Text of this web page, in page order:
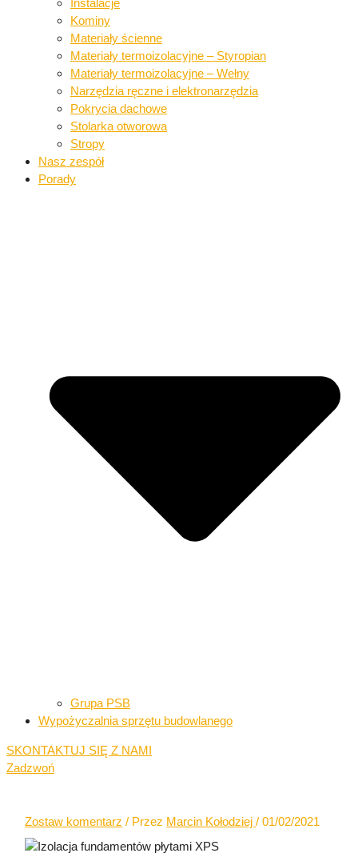
Kominy
Materiały ścienne​
Materiały termoizolacyjne – Styropian
Materiały termoizolacyjne – Wełny​
Narzędzia ręczne i elektronarzędzia​
Pokrycia dachowe​​
Stolarka otworowa
Stropy
Nasz zespół
Porady
Grupa PSB
Wypożyczalnia sprzętu budowlanego
SKONTAKTUJ SIĘ Z NAMI
Zadzwoń
Zostaw komentarz / Przez Marcin Kołodziej/01/02/2021